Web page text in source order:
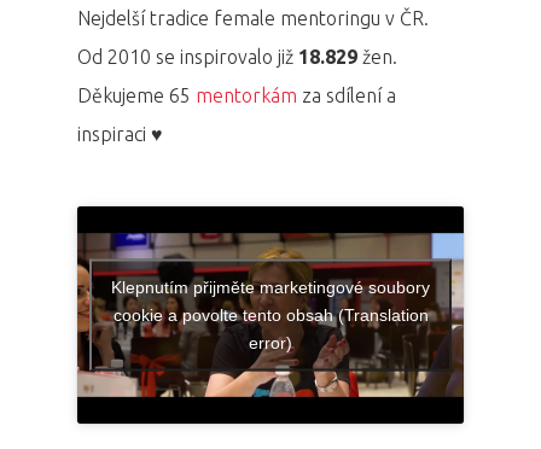
Nejdelší tradice female mentoringu v ČR.
Od 2010 se inspirovalo již 18.829 žen.
Děkujeme 65 mentorkám za sdílení a
inspiraci ♥
Klepnutím přijměte marketingové soubory
cookie a povolte tento obsah (Translation
error)